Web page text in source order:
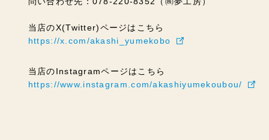
当店のX(Twitter)ページはこちら
https://x.com/akashi_yumekobo
当店のInstagramページはこちら
https://www.instagram.com/akashiyumekoubou/